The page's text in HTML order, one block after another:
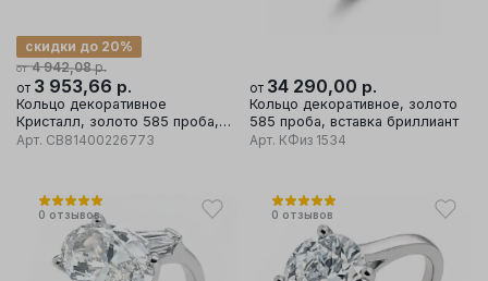
от 4 942,08р.
скидки до 20%
от 3 953,66 р.
Кольцо декоративное
Кристалл, золото 585 проба,
вставка бриллиант
Арт. CB81400226773
от 34 290,00 р.
Кольцо декоративное, золото
585 проба, вставка бриллиант
Арт. КФиз 1534
0 отзывов 0 отзывов